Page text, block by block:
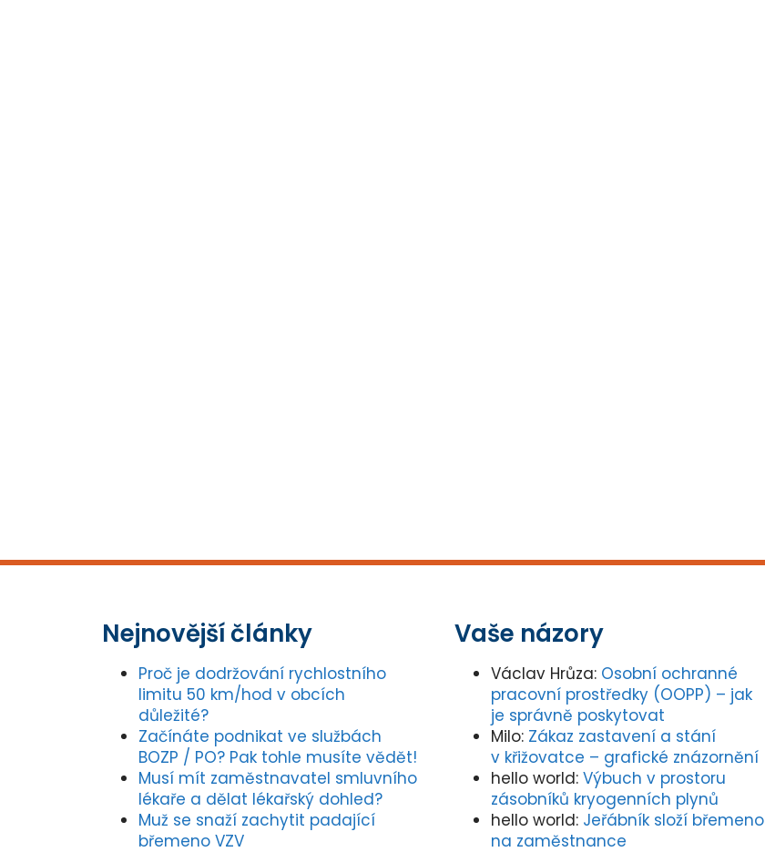
Nejnovější články
Proč je dodržování rychlostního
limitu 50 km/hod v obcích
důležité?
Začínáte podnikat ve službách
BOZP / PO? Pak tohle musíte vědět!
Musí mít zaměstnavatel smluvního
lékaře a dělat lékařský dohled?
Muž se snaží zachytit padající
břemeno VZV
Vaše názory
Václav Hrůza: Osobní ochranné
pracovní prostředky (OOPP) – jak
je správně poskytovat
Milo: Zákaz zastavení a stání
v křižovatce – grafické znázornění
hello world: Výbuch v prostoru
zásobníků kryogenních plynů
hello world: Jeřábník složí břemeno
na zaměstnance